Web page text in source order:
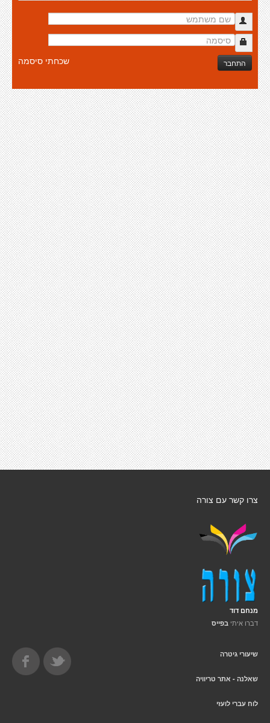
התחבר שכחתי סיסמה
צרו קשר עם צורה
מנחם דוד
דברו איתי בפייס
שיעורי גיטרה
שאלנה - אתר טריוויה
לוח עברי לועזי